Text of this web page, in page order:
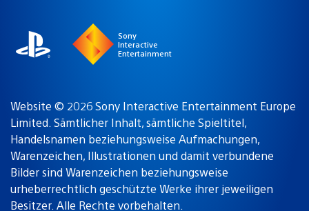
Sony
Interactive
Entertainment
Website © 2026 Sony Interactive Entertainment Europe
Limited. Sämtlicher Inhalt, sämtliche Spieltitel,
Handelsnamen beziehungsweise Aufmachungen,
Warenzeichen, Illustrationen und damit verbundene
Bilder sind Warenzeichen beziehungsweise
urheberrechtlich geschützte Werke ihrer jeweiligen
Besitzer. Alle Rechte vorbehalten.